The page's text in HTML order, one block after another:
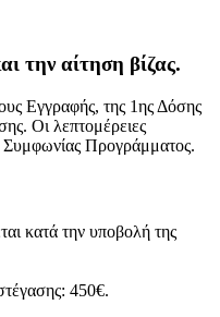
την αίτηση βίζας.
Εγγραφής, της 1ης Δόσης
Οι λεπτομέρειες
Συμφωνίας Προγράμματος.
κατά την υποβολή της
450€.